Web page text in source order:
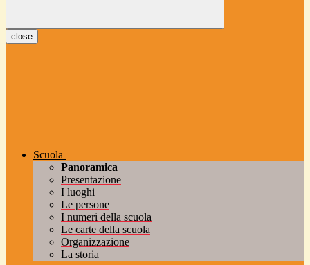
close
Scuola
Panoramica
Presentazione
I luoghi
Le persone
I numeri della scuola
Le carte della scuola
Organizzazione
La storia